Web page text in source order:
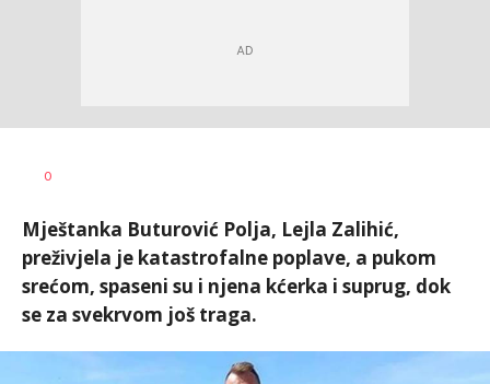
AUTOR
0
Mještanka Buturović Polja, Lejla Zalihić,
preživjela je katastrofalne poplave, a pukom
srećom, spaseni su i njena kćerka i suprug, dok
se za svekrvom još traga.